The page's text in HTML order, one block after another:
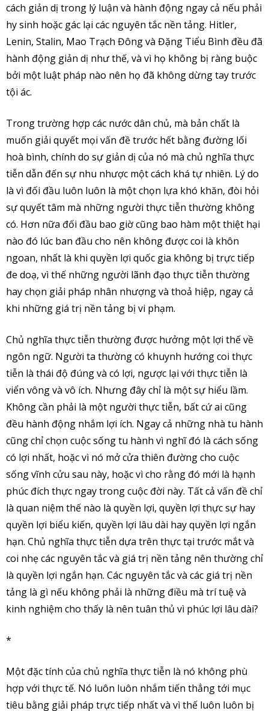
cách giản dị trong lý luận và hành động ngay cả nếu phải
hy sinh hoặc gác lại các nguyên tắc nền tảng. Hitler,
Lenin, Stalin, Mao Trạch Đông và Đặng Tiểu Bình đều đã
hành động giản dị như thế, và vì họ không bị ràng buộc
bởi một luật pháp nào nên họ đã không dừng tay trước
tội ác.
Trong trường hợp các nước dân chủ, mà bản chất là
muốn giải quyết mọi vấn đề trước hết bằng đường lối
hoà bình, chính do sự giản dị của nó mà chủ nghĩa thực
tiễn dẫn đến sự nhu nhược một cách khá tự nhiên. Lý do
là vì đối đầu luôn luôn là một chọn lựa khó khăn, đòi hỏi
sự quyết tâm mà những người thực tiễn thường không
có. Hơn nữa đối đầu bao giờ cũng bao hàm một thiệt hại
nào đó lúc ban đầu cho nên không được coi là khôn
ngoan, nhất là khi quyền lợi quốc gia không bị trực tiếp
đe doạ, vì thế những người lãnh đạo thực tiễn thường
hay chọn giải pháp nhân nhượng và thoả hiệp, ngay cả
khi những giá trị nền tảng bị vi phạm.
Chủ nghĩa thực tiễn thường được hưởng một lợi thế về
ngôn ngữ. Người ta thường có khuynh hướng coi thực
tiễn là thái độ đúng và có lợi, ngược lại với thực tiễn là
viển vông và vô ích. Nhưng đây chỉ là một sự hiểu lầm.
Không cần phải là một người thực tiễn, bất cứ ai cũng
đều hành động nhắm lợi ích. Ngay cả những nhà tu hành
cũng chỉ chọn cuộc sống tu hành vì nghĩ đó là cách sống
có lợi nhất, hoặc vì nó mở cửa thiên đường cho cuộc
sống vĩnh cửu sau này, hoặc vì cho rằng đó mới là hạnh
phúc đích thực ngay trong cuộc đời này. Tất cả vấn đề chỉ
là quan niệm thế nào là quyền lợi, quyền lợi thực sự hay
quyền lợi biểu kiến, quyền lợi lâu dài hay quyền lợi ngắn
hạn. Chủ nghĩa thực tiễn dựa trên thực tại trước mắt và
coi nhẹ các nguyên tắc và giá trị nền tảng nên thường chỉ
là quyền lợi ngắn hạn. Các nguyên tắc và các giá trị nền
tảng là gì nếu không phải là những điều mà trí tuệ và
kinh nghiệm cho thấy là nên tuân thủ vì phúc lợi lâu dài?
*
Một đặc tính của chủ nghĩa thực tiễn là nó không phù
hợp với thực tế. Nó luôn luôn nhắm tiến thẳng tới mục
tiêu bằng giải pháp trực tiếp nhất và vì thế luôn luôn bị